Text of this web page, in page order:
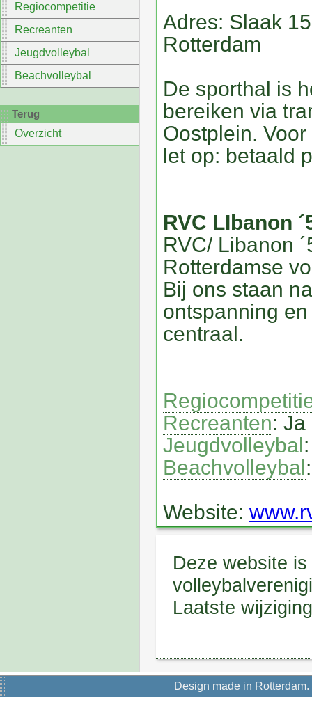
Regiocompetitie
Recreanten
Jeugdvolleybal
Beachvolleybal
Terug
Overzicht
Adres: Slaak
Rotterdam
De sporthal is
bereiken via
Oostplein.
let op: betaald
RVC LIbanon
RVC/ Libanon
Rotterdamse
Bij ons staan
ontspanning
centraal.
Recreanten: Ja
Jeugdvolleybal
Beachvolleybal
Website:
Deze website
Laatste
Design made in